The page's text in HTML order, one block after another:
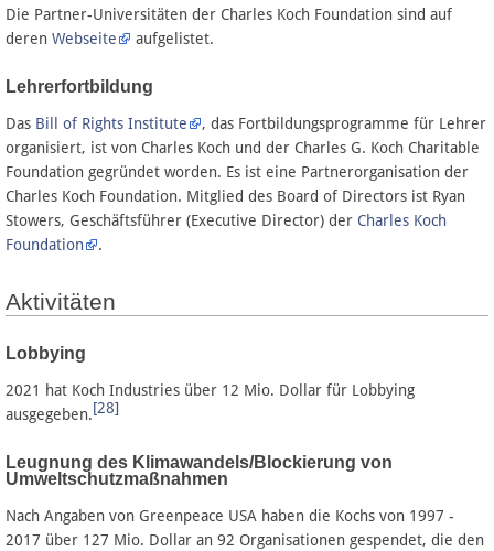
Die Partner-Universitäten der Charles Koch Foundation sind auf
deren Webseite aufgelistet.
Lehrerfortbildung
Das Bill of Rights Institute
, das Fortbildungsprogramme für Lehrer
organisiert, ist von Charles Koch und der Charles G. Koch Charitable
Foundation gegründet worden. Es ist eine Partnerorganisation der
Charles Koch Foundation. Mitglied des Board of Directors ist Ryan
Stowers, Geschäftsführer (Executive Director) der Charles Koch
Foundation
.
Aktivitäten
Lobbying
2021 hat Koch Industries über 12 Mio. Dollar für Lobbying
ausgegeben.[28]
Leugnung des Klimawandels/Blockierung von
Umweltschutzmaßnahmen
Nach Angaben von Greenpeace USA haben die Kochs von 1997 -
2017 über 127 Mio. Dollar an 92 Organisationen gespendet, die den